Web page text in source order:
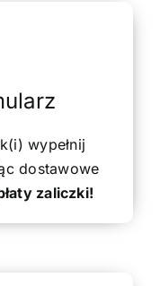
wypełnij
dostawowe
zaliczki!